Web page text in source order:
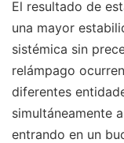
El resultado de
una mayor
sistémica sin
relámpago
diferentes
simultáneamente
entrando en un